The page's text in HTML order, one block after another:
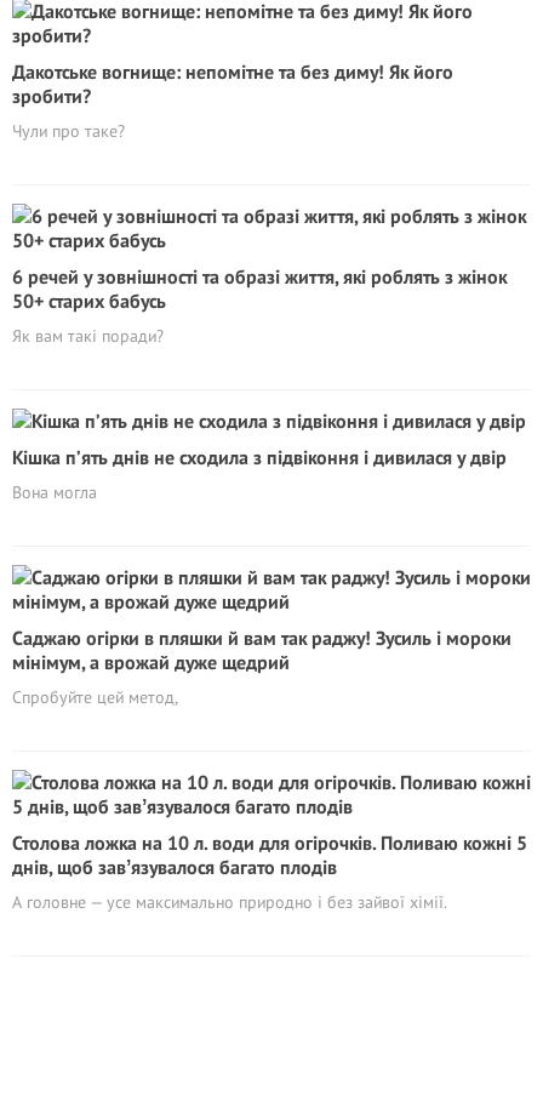
Дакотське вогнище: непомітне та без диму! Як його
зробити?
Чули про таке?
6 речей у зовнішності та образі життя, які роблять з жінок
50+ стapиx бабусь
Як вам такі поради?
Кішка п’ять днів не сходила з підвіконня і дивилася у двір
Вона могла
Саджаю огірки в пляшки й вам так раджу! Зусиль і мороки
мінімум, а врожай дуже щедрий
Спробуйте цей метод,
Столова ложка на 10 л. води для огірочків. Поливаю кожні 5
днів, щоб завʼязувалося багато плодів
А головне — усе максимально природно і без зайвої хімії.